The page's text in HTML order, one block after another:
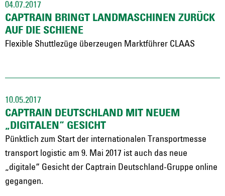
04.07.2017
CAPTRAIN BRINGT LANDMASCHINEN ZURÜCK
AUF DIE SCHIENE
Flexible Shuttlezüge überzeugen Marktführer CLAAS
10.05.2017
CAPTRAIN DEUTSCHLAND MIT NEUEM
„DIGITALEN“ GESICHT
Pünktlich zum Start der internationalen Transportmesse
transport logistic am 9. Mai 2017 ist auch das neue
„digitale“ Gesicht der Captrain Deutschland-Gruppe online
gegangen.